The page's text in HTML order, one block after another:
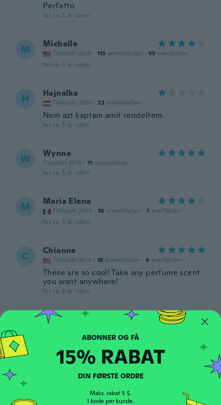
Perfetto
for ca. 5 år siden
M Michelle
Tilmeldt 2019 · 115 anmeldelser · 53 overførsler
for ca. 5 år siden
H Hajnalka
Tilmeldt 2020 · 22 anmeldelser
Nem azt kaptam amit rendeltem.
for ca. 5 år siden
W Wynne
Tilmeldt 2018 · 11 anmeldelser
for ca. 5 år siden
M Maria Elena
Tilmeldt 2020 · 10 anmeldelser · 1 overførsler
for ca. 5 år siden
C Chianne
Tilmeldt 2014 · 18 anmeldelser · 4 overførsler
These are so cool! Take any perfume scent
you want anywhere!
for ca. 5 år siden
Gaby
The are gorgeous size is perfect
for ca. 5 år siden
M Marie Françoise
Tilmeldt 2021 · 1
anmeldelser
for ca. 5 år siden
15% RABAT
DIN FØRSTE ORDRE
Maks. rabat 5 $.
1 kode per kunde.